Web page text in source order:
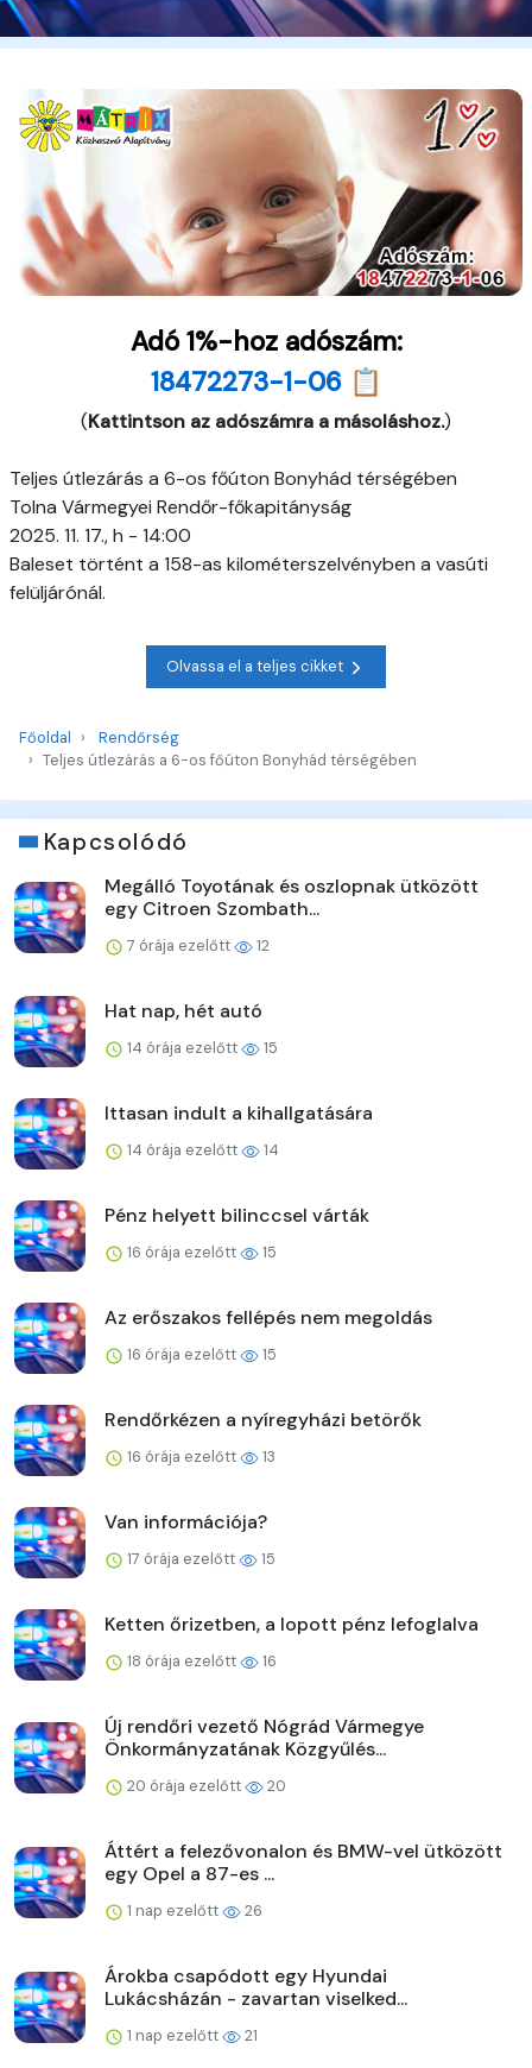
Adó 1%-hoz adószám:
18472273-1-06 📋
(Kattintson az adószámra a másoláshoz.)
Teljes útlezárás a 6-os főúton Bonyhád térségében
Tolna Vármegyei Rendőr-főkapitányság
2025. 11. 17., h - 14:00
Baleset történt a 158-as kilométerszelvényben a vasúti
felüljárónál.
Olvassa el a teljes cikket
Főoldal
Rendőrség
Teljes útlezárás a 6-os főúton Bonyhád térségében
Kapcsolódó
Megálló Toyotának és oszlopnak ütközött
egy Citroen Szombath...
7 órája ezelőtt 12
Hat nap, hét autó
14 órája ezelőtt 15
Ittasan indult a kihallgatására
14 órája ezelőtt 14
Pénz helyett bilinccsel várták
16 órája ezelőtt 15
Az erőszakos fellépés nem megoldás
16 órája ezelőtt 15
Rendőrkézen a nyíregyházi betörők
16 órája ezelőtt 13
Van információja?
17 órája ezelőtt 15
Ketten őrizetben, a lopott pénz lefoglalva
18 órája ezelőtt 16
Új rendőri vezető Nógrád Vármegye
Önkormányzatának Közgyűlés...
20 órája ezelőtt 20
Áttért a felezővonalon és BMW-vel ütközött
egy Opel a 87-es ...
1 nap ezelőtt 26
Árokba csapódott egy Hyundai
Lukácsházán - zavartan viselked...
1 nap ezelőtt 21